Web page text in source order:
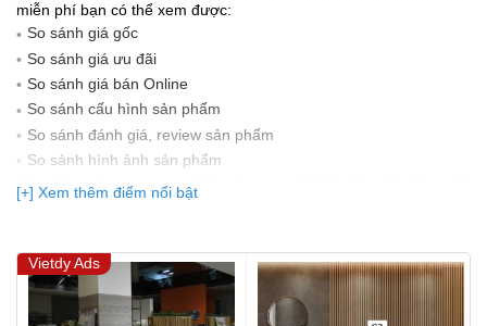
miễn phí bạn có thể xem được:
So sánh giá gốc
So sánh giá ưu đãi
So sánh giá bán Online
So sánh cấu hình sản phẩm
So sánh đánh giá, review sản phẩm
So sảnh hình ảnh sản phẩm
(Bạn đang được xem so sánh giá, xem giá biến động Realtime 10
lần cập nhật gần nhất)
[+] Xem thêm điểm nổi bật
Vietdy Ads